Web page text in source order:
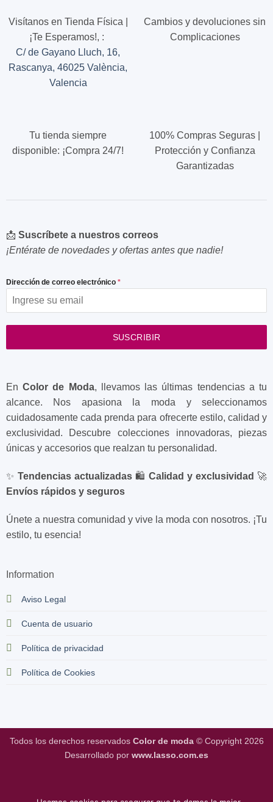
en
página
de
producto
Visítanos en Tienda Física |
¡Te Esperamos!, :
C/ de Gayano Lluch, 16,
Rascanya, 46025 València,
Valencia
Cambios y devoluciones sin
Complicaciones
Tu tienda siempre
disponible: ¡Compra 24/7!
100% Compras Seguras |
Protección y Confianza
Garantizadas
EnColor de Moda, llevamos las últimas tendencias a tu
alcance. Nos apasiona la moda y seleccionamos
cuidadosamente cada prenda para ofrecerte estilo, calidad y
exclusividad. Descubre colecciones innovadoras, piezas
únicas y accesorios que realzan tu personalidad.
✨ Tendencias actualizadas🛍️Calidad y exclusividad 🚀
Envíos rápidos y seguros
Únete a nuestra comunidad y vive la moda con nosotros. ¡Tu
estilo, tu esencia!
Information
Aviso Legal
Cuenta de usuario
Política de privacidad
Política de Cookies
📩 Suscríbete a nuestros correos
¡Entérate de novedades y ofertas antes que nadie!
Dirección de correo electrónico *
SUSCRIBIR
Todos los derechos reservados Color de moda© Copyright 2026
Desarrollado por www.lasso.com.es